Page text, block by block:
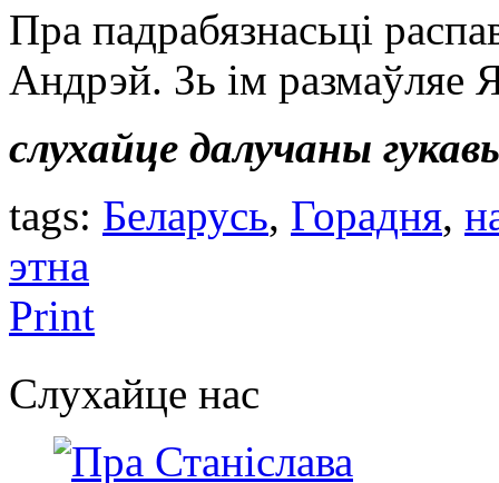
Пра падрабязнасьці
Андрэй. Зь ім размаўляе
слухайце далучаны
tags: Беларусь, Горадня,
этна
Print
Слухайце нас